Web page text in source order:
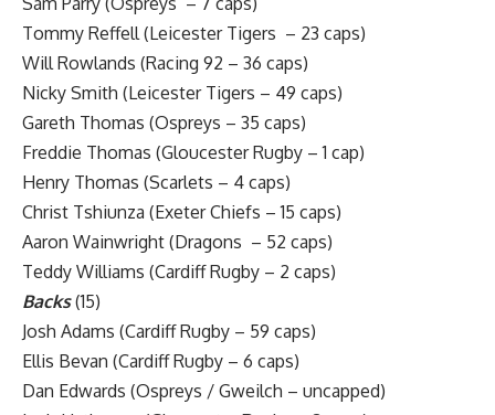
Tommy Reffell (Leicester Tigers – 23 caps)
Will Rowlands (Racing 92 – 36 caps)
Nicky Smith (Leicester Tigers – 49 caps)
Gareth Thomas (Ospreys – 35 caps)
Freddie Thomas (Gloucester Rugby – 1 cap)
Henry Thomas (Scarlets – 4 caps)
Christ Tshiunza (Exeter Chiefs – 15 caps)
Aaron Wainwright (Dragons – 52 caps)
Teddy Williams (Cardiff Rugby – 2 caps)
Backs (15)
Josh Adams (Cardiff Rugby – 59 caps)
Ellis Bevan (Cardiff Rugby – 6 caps)
Dan Edwards (Ospreys / Gweilch – uncapped)